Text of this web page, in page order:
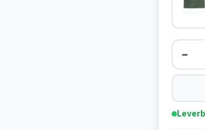
−